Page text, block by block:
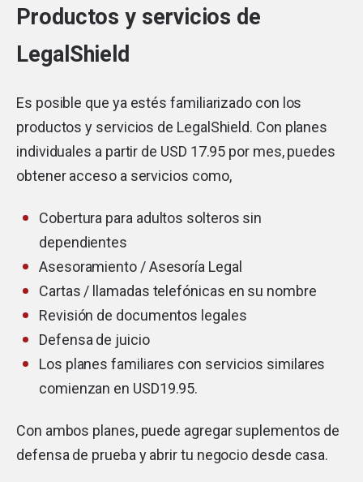
Productos y servicios de
LegalShield
Es posible que ya estés familiarizado con los
productos y servicios de LegalShield. Con planes
individuales a partir de USD 17.95 por mes, puedes
obtener acceso a servicios como,
Cobertura para adultos solteros sin
dependientes
Asesoramiento / Asesoría Legal
Cartas / llamadas telefónicas en su nombre
Revisión de documentos legales
Defensa de juicio
Los planes familiares con servicios similares
comienzan en USD19.95.
Con ambos planes, puede agregar suplementos de
defensa de prueba y abrir tu negocio desde casa.